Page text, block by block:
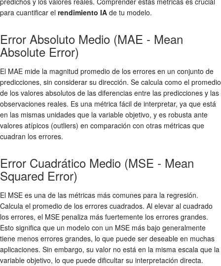
para cuantificar el rendimiento IA de tu modelo.
Error Absoluto Medio (MAE - Mean
Absolute Error)
El MAE mide la magnitud promedio de los errores en un conjunto de
predicciones, sin considerar su dirección. Se calcula como el promedio
de los valores absolutos de las diferencias entre las predicciones y las
observaciones reales. Es una métrica fácil de interpretar, ya que está
en las mismas unidades que la variable objetivo, y es robusta ante
valores atípicos (outliers) en comparación con otras métricas que
cuadran los errores.
Error Cuadrático Medio (MSE - Mean
Squared Error)
El MSE es una de las métricas más comunes para la regresión.
Calcula el promedio de los errores cuadrados. Al elevar al cuadrado
los errores, el MSE penaliza más fuertemente los errores grandes.
Esto significa que un modelo con un MSE más bajo generalmente
tiene menos errores grandes, lo que puede ser deseable en muchas
aplicaciones. Sin embargo, su valor no está en la misma escala que la
variable objetivo, lo que puede dificultar su interpretación directa.